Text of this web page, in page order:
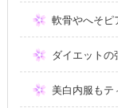
軟骨やへそピ
ダイエットの
美白内服もテ